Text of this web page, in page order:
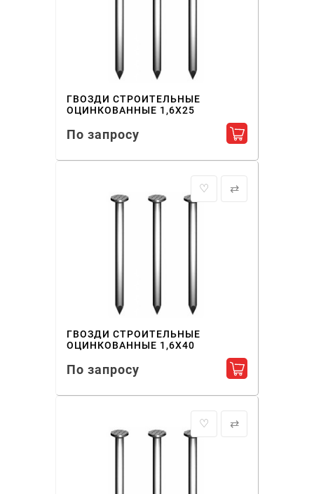
ГВОЗДИ СТРОИТЕЛЬНЫЕ
ОЦИНКОВАННЫЕ 1,6X25
По запросу Добавить в
♡ ⇄
ГВОЗДИ СТРОИТЕЛЬНЫЕ
ОЦИНКОВАННЫЕ 1,6X40
По запросу Добавить в
♡ ⇄